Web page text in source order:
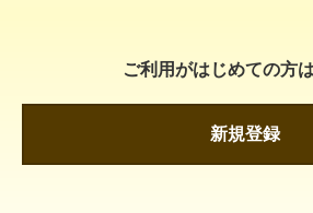
ご利用がはじめての方
新規登録